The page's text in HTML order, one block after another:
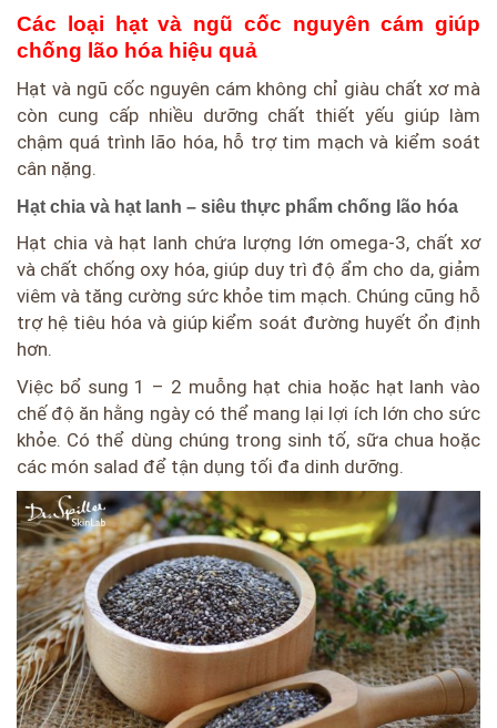
Các loại hạt và ngũ cốc nguyên cám giúp
chống lão hóa hiệu quả
Hạt và ngũ cốc nguyên cám không chỉ giàu chất xơ mà
còn cung cấp nhiều dưỡng chất thiết yếu giúp làm
chậm quá trình lão hóa, hỗ trợ tim mạch và kiểm soát
cân nặng.
Hạt chia và hạt lanh – siêu thực phẩm chống lão hóa
Hạt chia và hạt lanh chứa lượng lớn omega-3, chất xơ
và chất chống oxy hóa, giúp duy trì độ ẩm cho da, giảm
viêm và tăng cường sức khỏe tim mạch. Chúng cũng hỗ
trợ hệ tiêu hóa và giúp kiểm soát đường huyết ổn định
hơn.
Việc bổ sung 1 – 2 muỗng hạt chia hoặc hạt lanh vào
chế độ ăn hằng ngày có thể mang lại lợi ích lớn cho sức
khỏe. Có thể dùng chúng trong sinh tố, sữa chua hoặc
các món salad để tận dụng tối đa dinh dưỡng.